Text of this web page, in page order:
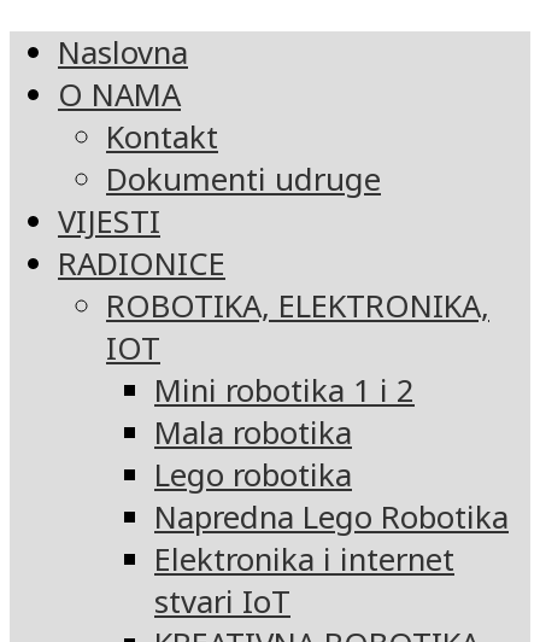
Naslovna
O NAMA
Kontakt
Dokumenti udruge
VIJESTI
RADIONICE
ROBOTIKA, ELEKTRONIKA,
IOT
Mini robotika 1 i 2
Mala robotika
Lego robotika
Napredna Lego Robotika
Elektronika i internet
stvari IoT